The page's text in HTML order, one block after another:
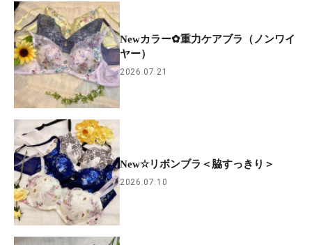
Newカラー✿重力ケアブラ（ノンワイ
ヤー）
2026.07.21
New☆リボンブラ＜脇すっきり＞
2026.07.10